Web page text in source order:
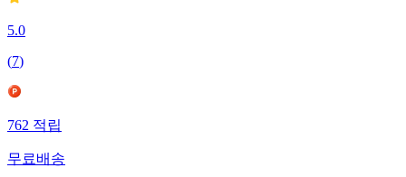
5.0
(7)
762적립
무료배송